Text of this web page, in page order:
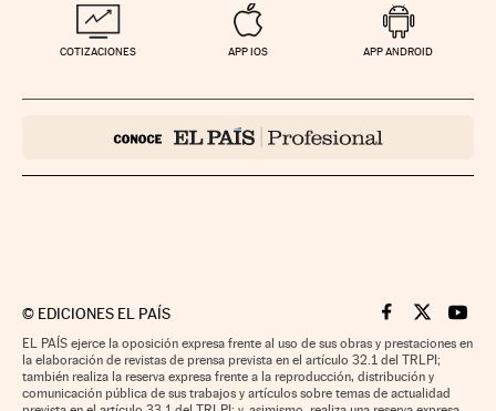
COTIZACIONES APP IOS APP ANDROID
© EDICIONES EL PAÍS Cinco Días en
Cinco Días
Cinco
EL PAÍS ejerce la oposición expresa frente al uso de sus obras y prestaciones en
la elaboración de revistas de prensa prevista en el artículo 32.1 del TRLPI;
también realiza la reserva expresa frente a la reproducción, distribución y
comunicación pública de sus trabajos y artículos sobre temas de actualidad